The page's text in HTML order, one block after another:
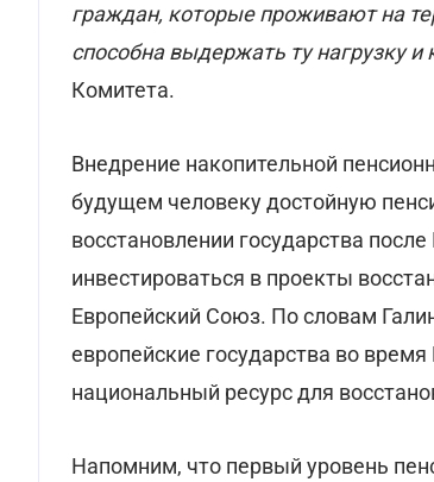
граждан, которые проживают на
способна выдержать ту нагрузку
Комитета.
Внедрение накопительной
будущем человеку достойную
восстановлении государства
инвестироваться в проекты
Европейский Союз. По словам
европейские государства во
национальный ресурс для
Напомним, что первый уровень